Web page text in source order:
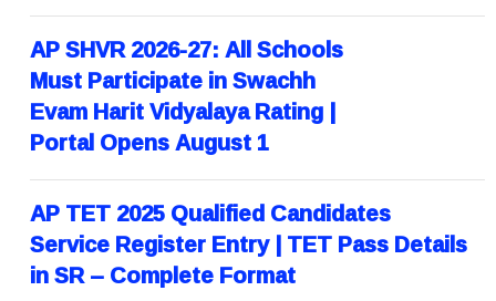
AP SHVR 2026-27: All Schools
Must Participate in Swachh
Evam Harit Vidyalaya Rating |
Portal Opens August 1
AP TET 2025 Qualified Candidates
Service Register Entry | TET Pass Details
in SR – Complete Format